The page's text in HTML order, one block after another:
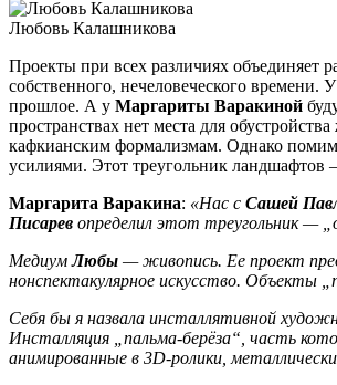
Любовь Калашникова
Проекты при всех различиях
собственного, нечеловеческого времени. У
прошлое. А у Маргариты Варакиной
пространствах нет места для
кафкианским формализмам. Однако
усилиями. Этот треугольник
Маргарита Варакина: «Нас с Сашей
Писарев определил этот треугольник —
МедиумЛюбы — живопись. Ее проект
нонспектакулярное искусство. Объекты
Себя бы я назвала инсталлятивной
Инсталляция „пальма-берёза“, часть
анимированные в 3D-ролики,